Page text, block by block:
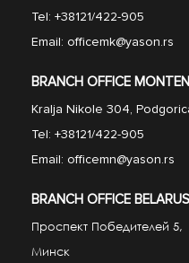
Tel: +38121/422-905
Email: officemk@yason.rs
BRANCH OFFICE
Kralja Nikole 304,
Tel: +38121/422-905
Email: officemn@yason.rs
BRANCH OFFICE BELARUS
Проспект Победителeй 5,
Минск